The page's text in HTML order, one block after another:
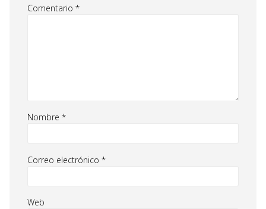
Comentario *
Nombre *
Correo electrónico *
Web